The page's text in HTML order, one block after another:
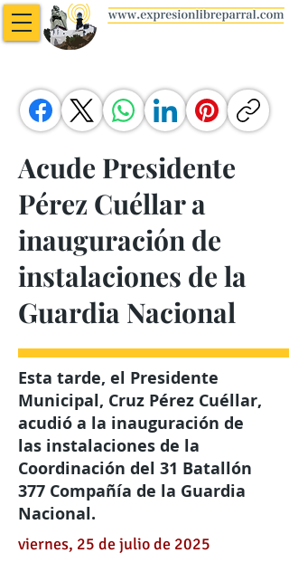
Acude Presidente
Pérez Cuéllar a
inauguración de
instalaciones de la
Guardia Nacional
Esta tarde, el Presidente
Municipal, Cruz Pérez Cuéllar,
acudió a la inauguración de
las instalaciones de la
Coordinación del 31 Batallón
377 Compañía de la Guardia
Nacional.
viernes, 25 de julio de 2025